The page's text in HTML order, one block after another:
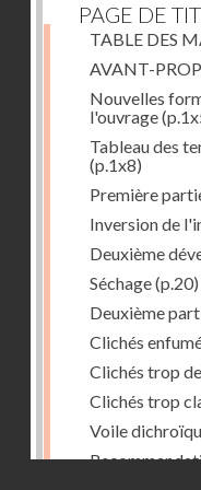
PAGE DE
TABLE DES
AVANT-
Nouvelles
l'ouvrage
Tableau des
(p.1x8)
Première
Inversion de
Deuxième
Séchage(p.20)
Deuxième
Clichés
Clichés trop
Clichés trop
Voile